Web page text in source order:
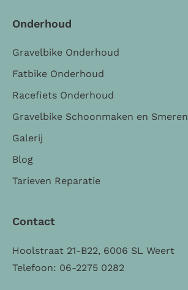
Onderhoud
Gravelbike Onderhoud
Fatbike Onderhoud
Racefiets Onderhoud
Gravelbike Schoonmaken en Smeren
Galerij
Blog
Tarieven Reparatie
Contact
Hoolstraat 21-B22, 6006 SL Weert
Telefoon: 06-2275 0282